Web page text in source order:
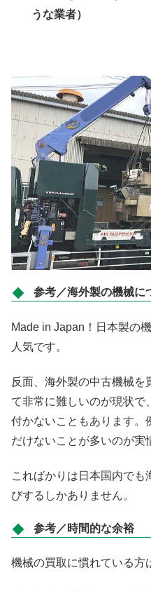
うな業者）
参考／海外製の機械に
Made in Japan！日本製の
人気です。
反面、海外製の中古機械を
て非常に難しいのが現状で
付かないこともあります。
だけないことが多いのが実
こればかりは日本国内でも
びするしかありません。
参考／時間的な余裕
機械の買取に慣れている方